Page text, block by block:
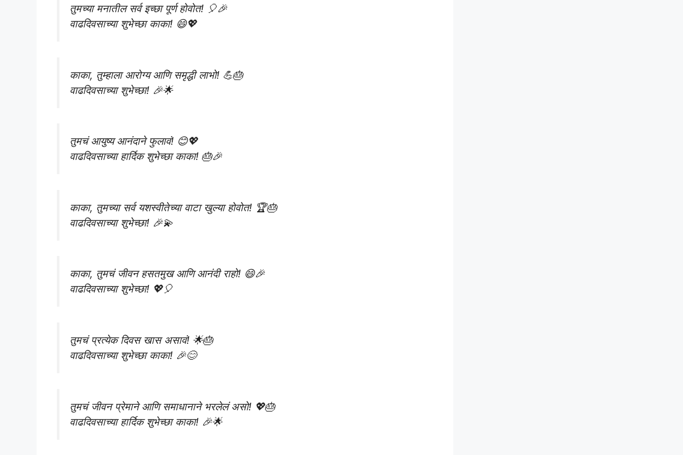
तुमच्या मनातील सर्व इच्छा पूर्ण होवोत! 🎈🎉
वाढदिवसाच्या शुभेच्छा काका! 😄💖
काका, तुम्हाला आरोग्य आणि समृद्धी लाभो! 💪🎂
वाढदिवसाच्या शुभेच्छा! 🎉🌟
तुमचं आयुष्य आनंदाने फुलावं! 😊💖
वाढदिवसाच्या हार्दिक शुभेच्छा काका! 🎂🎉
काका, तुमच्या सर्व यशस्वीतेच्या वाटा खुल्या होवोत! 🏆🎂
वाढदिवसाच्या शुभेच्छा! 🎉💫
काका, तुमचं जीवन हसतमुख आणि आनंदी राहो! 😄🎉
वाढदिवसाच्या शुभेच्छा! 💖🎈
तुमचं प्रत्येक दिवस खास असावं! 🌟🎂
वाढदिवसाच्या शुभेच्छा काका! 🎉😊
तुमचं जीवन प्रेमाने आणि समाधानाने भरलेलं असो! 💖🎂
वाढदिवसाच्या हार्दिक शुभेच्छा काका! 🎉🌟